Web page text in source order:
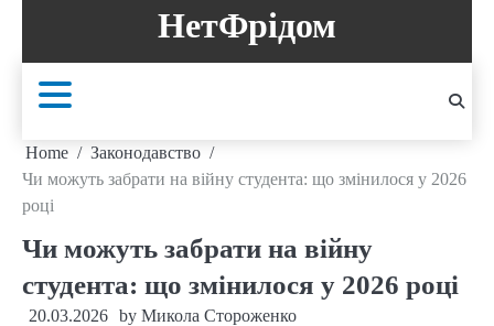
content
НетФрідом
Home
Законодавство
Чи можуть забрати на війну студента: що змінилося у 2026
році
Чи можуть забрати на війну
студента: що змінилося у 2026 році
20.03.2026 by Микола Стороженко